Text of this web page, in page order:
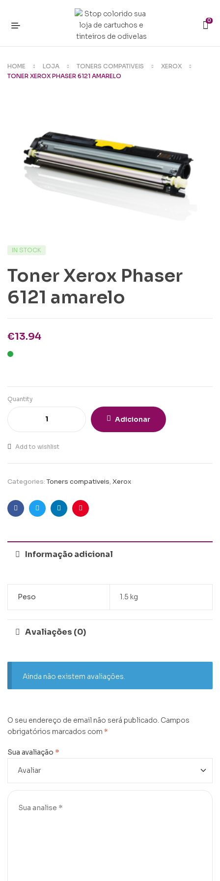
0
HOME LOJA TONERS COMPATIVEIS
XEROX
TONER XEROX PHASER 6121 AMARELO
IN STOCK
Toner Xerox Phaser
6121 amarelo
€13.94
Quantity
Adicionar
Add to wishlist
Categories: Toners compativeis,Xerox
FacebookTwitterLinkedinPinterest
Informação adicional
Peso 1.5 kg
Avaliações (0)
Ainda não existem avaliações.
O seu endereço de email não será publicado. Campos
obrigatórios marcados com *
Sua avaliação *